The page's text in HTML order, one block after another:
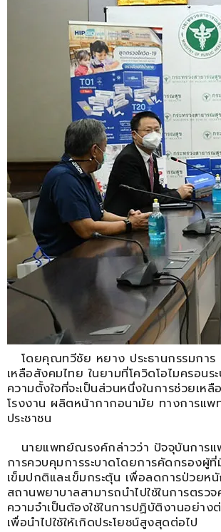
โดยคุณทวีชัย หยาง ประธานกรรมการ
เหลือสังคมไทย ในยามที่โควิดโอไมครอ
ความตั้งใจที่จะเป็นส่วนหนึ่งในการช่วยเ
โรงงาน ผลิตหน้ากากอนามัย ทางการแ
ประชาชน
นายแพทย์ณรงค์กล่าวว่า ปัจจุบันการแ
การควบคุมการระบาดโดยการคัดกรองผู้ที่
เข็มปกติและเข็มกระตุ้น เพื่อลดการป่วย
สถานพยาบาลสามารถนำไปใช้ในการตร
ความจำเป็นต้องใช้ในการปฏิบัติงานอย่า
เพื่อนำไปใช้ให้เกิดประโยชน์สูงสุดต่อไป